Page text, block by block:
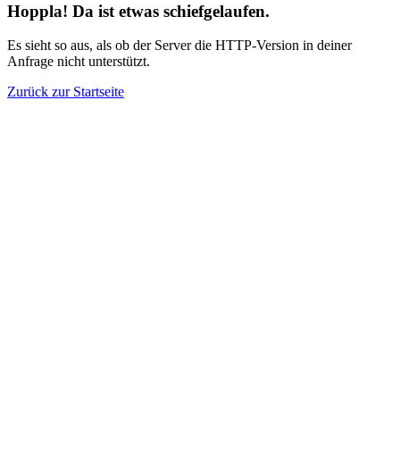
Hoppla! Da ist etwas schiefgelaufen.
Es sieht so aus, als ob der Server die HTTP-Version in deiner
Anfrage nicht unterstützt.
Zurück zur Startseite